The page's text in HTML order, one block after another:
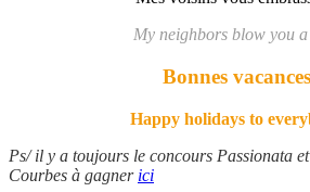
My neighbors blow you
Bonnes
Happy holidays to
Ps/ il y a toujours le concours Passionata
Courbes à gagner ici